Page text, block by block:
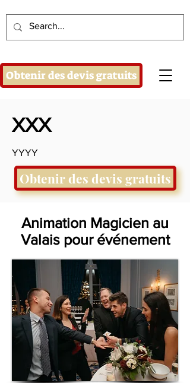
Obtenir des devis gratuits
XXX
YYYY
Obtenir des devis gratuits
Animation Magicien au
Valais pour événement